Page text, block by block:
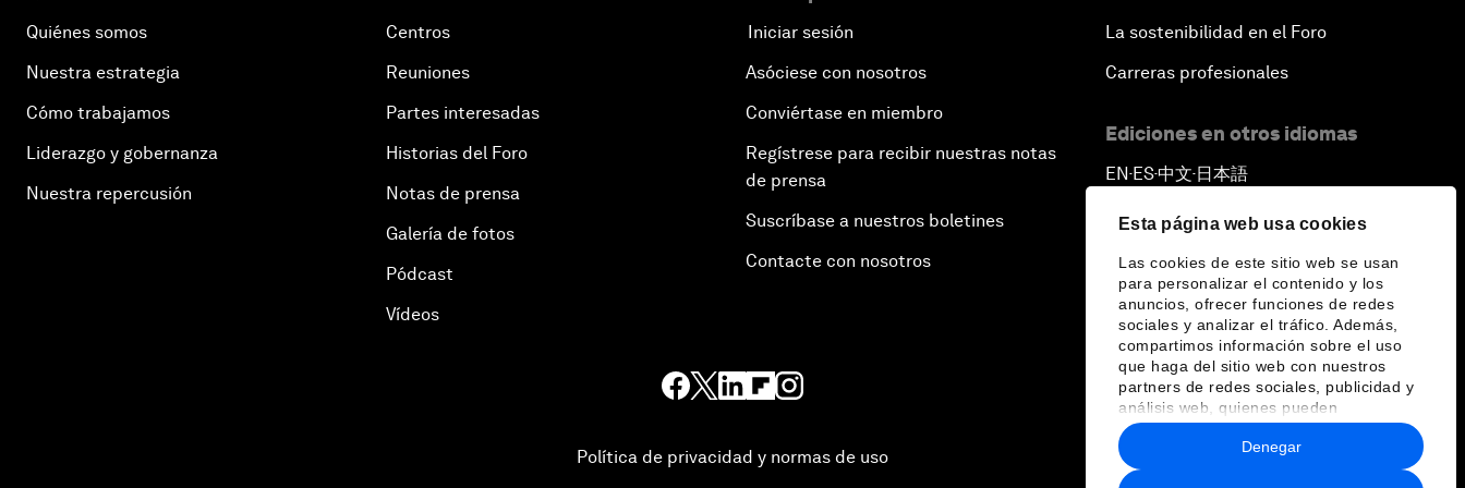
Esta página web usa cookies
Las cookies de este sitio web se usan
para personalizar el contenido y los
anuncios, ofrecer funciones de redes
sociales y analizar el tráfico. Además,
compartimos información sobre el uso
que haga del sitio web con nuestros
partners de redes sociales, publicidad y
análisis web, quienes pueden
combinarla con otra información que les
haya proporcionado o que hayan
recopilado a partir del uso que haya
Denegar
Quiénes somos
Nuestra estrategia
Cómo trabajamos
Liderazgo y gobernanza
Nuestra repercusión
Centros
Reuniones
Partes interesadas
Historias del Foro
Notas de prensa
Galería de fotos
Pódcast
Vídeos
Iniciar sesión
Asóciese con nosotros
Conviértase en miembro
Regístrese para recibir nuestras notas
de prensa
Suscríbase a nuestros boletines
Contacte con nosotros
La sostenibilidad en el Foro
Carreras profesionales
Ediciones en otros idiomas
EN ▪ ES▪中文▪ 日本語
Política de privacidad y normas de uso